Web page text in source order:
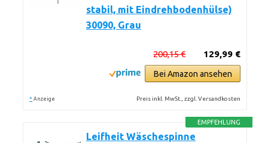
stabil, mit Eindrehbodenhülse)
30090, Grau
129,99 €
200,15 €
Bei Amazon ansehen
* Anzeige Preis inkl. MwSt., zzgl. Versandkosten
EMPFEHLUNG
Leifheit Wäschespinne